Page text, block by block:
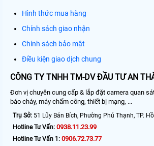
Hình thức mua hàng
Chính sách giao nhận
Chính sách bảo mật
Điều kiện giao dịch chung
CÔNG TY TNHH TM-DV ĐẦU TƯ AN
Đơn vị chuyên cung cấp & lắp đặt camera quan
báo cháy, máy chấm công, thiết bị mạng, ...
Trụ Sở: 51 Lũy Bán Bích, Phường Phú Thạnh, TP.
Hotline Tư Vấn: 0938.11.23.99
Hotline Tư Vấn 1: 0906.72.73.77